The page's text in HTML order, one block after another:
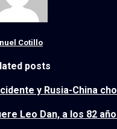
Cotillo
posts
y Rusia-China
Leo Dan, a los 82